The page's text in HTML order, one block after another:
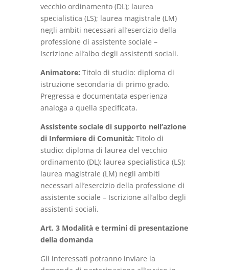
vecchio ordinamento (DL); laurea
specialistica (LS); laurea magistrale (LM)
negli ambiti necessari all’esercizio della
professione di assistente sociale –
Iscrizione all’albo degli assistenti sociali.
Animatore: Titolo di studio: diploma di
istruzione secondaria di primo grado.
Pregressa e documentata esperienza
analoga a quella specificata.
Assistente sociale di supporto nell’azione
di Infermiere di Comunità: Titolo di
studio: diploma di laurea del vecchio
ordinamento (DL); laurea specialistica (LS);
laurea magistrale (LM) negli ambiti
necessari all’esercizio della professione di
assistente sociale – Iscrizione all’albo degli
assistenti sociali.
Art. 3 Modalità e termini di presentazione
della domanda
Gli interessati potranno inviare la